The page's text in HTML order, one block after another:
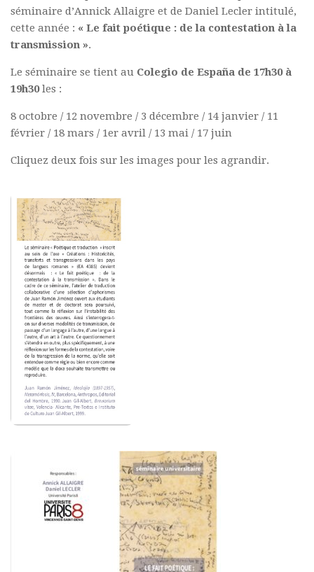
Concours
Programmes
Rapports
Agrégation et Capes
CPGE
« Au menu »
Annonces
Minutes de Fred
Vous abonner / commander un numéro
Vous abonner
Commander un numéro PDF
Commander un numéro papier
Pour publier / Normes
Pour publier
Normes typographiques
séminaire d’Annick Allaigre et de Daniel Lecler intitulé,
cette année : « Le fait poétique : de la contestation à la
transmission ».
Le séminaire se tient au Colegio de España de 17h30 à
19h30les :
8 octobre / 12 novembre / 3 décembre / 14 janvier / 11
février / 18 mars / 1er avril / 13 mai / 17 juin
Cliquez deux fois sur les images pour les agrandir.